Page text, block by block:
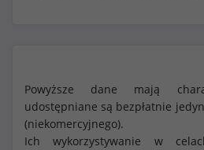
Powyższe dane mają
udostępniane są bezpłatnie
(niekomercyjnego).
Ich wykorzystywanie w